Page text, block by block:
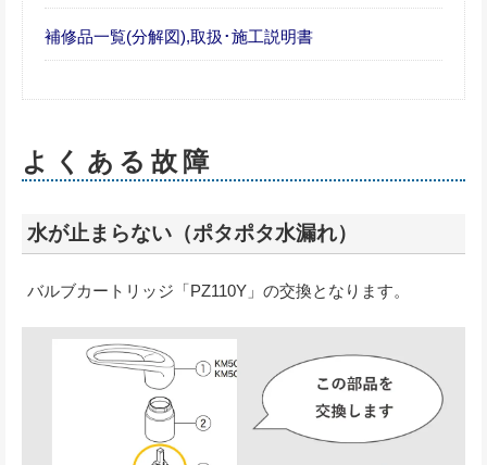
補修品一覧(分解図),取扱･施工説明書
よくある故障
水が止まらない（ポタポタ水漏れ）
バルブカートリッジ「PZ110Y」の交換となります。